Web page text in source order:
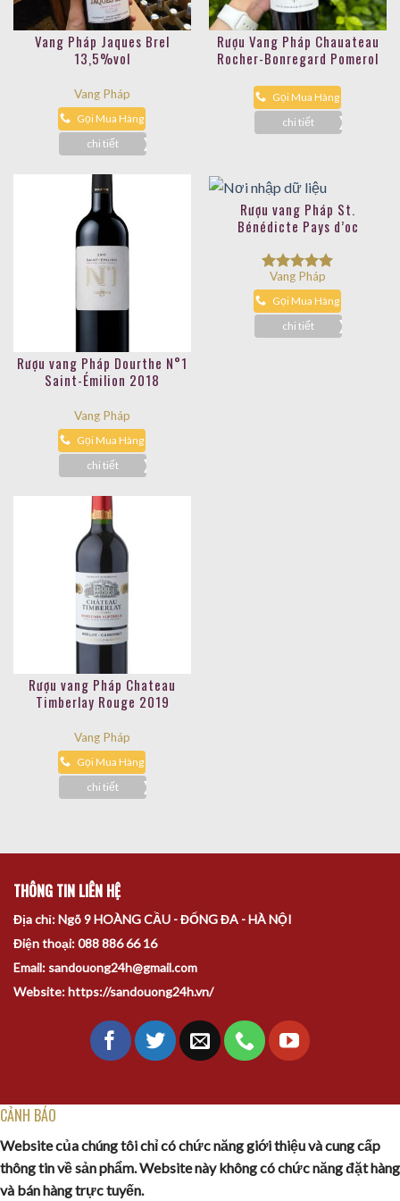
nhân cấp cao, nhân vật nổi tiếng.
Vang Pháp Jaques Brel
13,5%vol
Vang Pháp
Gọi Mua Hàng
chi tiết
Rượu Vang Pháp Chauateau
Rocher-Bonregard Pomerol
Gọi Mua Hàng
chi tiết
Rượu vang Pháp Dourthe N°1
Saint-Émilion 2018
Vang Pháp
Gọi Mua Hàng
chi tiết
Rượu vang Pháp St.
Bénédicte Pays d’oc
Được xếp
hạng 5.00
5 sao
Vang Pháp
Gọi Mua Hàng
chi tiết
Rượu vang Pháp Chateau
Timberlay Rouge 2019
Vang Pháp
Gọi Mua Hàng
chi tiết
THÔNG TIN LIÊN HỆ
Địa chỉ: Ngõ 9 HOÀNG CẦU - ĐỐNG ĐA - HÀ NỘI
Điện thoại: 088 886 66 16
Email: sandouong24h@gmail.com
Website: https://sandouong24h.vn/
CẢNH BÁO
Website của chúng tôi chỉ có chức năng giới thiệu và cung cấp
thông tin về sản phẩm. Website này không có chức năng đặt hàng
và bán hàng trực tuyến.